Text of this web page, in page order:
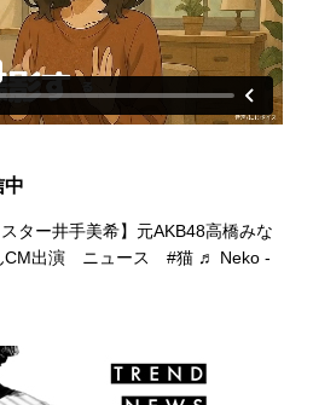
ター井手美希】元AKB48高橋みな
CM出演 ニュース #猫 ♬ Neko -